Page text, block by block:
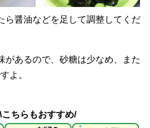
ら醤油などを足して調整してくだ
があるので、砂糖は少なめ、また
よ。
\こちらもおすすめ/